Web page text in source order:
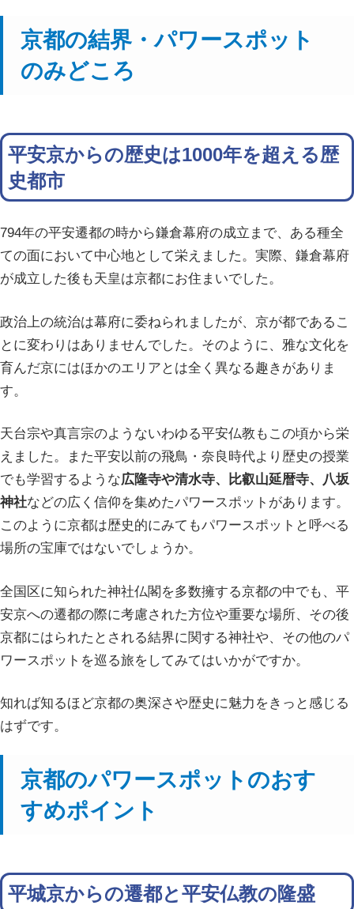
京都の結界・パワースポット
のみどころ
平安京からの歴史は1000年を超える歴
史都市
794年の平安遷都の時から鎌倉幕府の成立まで、ある種全
ての面において中心地として栄えました。実際、鎌倉幕府
が成立した後も天皇は京都にお住まいでした。
政治上の統治は幕府に委ねられましたが、京が都であるこ
とに変わりはありませんでした。そのように、雅な文化を
育んだ京にはほかのエリアとは全く異なる趣きがありま
す。
天台宗や真言宗のようないわゆる平安仏教もこの頃から栄
えました。また平安以前の飛鳥・奈良時代より歴史の授業
でも学習するような広隆寺や清水寺、比叡山延暦寺、八坂
神社などの広く信仰を集めたパワースポットがあります。
このように京都は歴史的にみてもパワースポットと呼べる
場所の宝庫ではないでしょうか。
全国区に知られた神社仏閣を多数擁する京都の中でも、平
安京への遷都の際に考慮された方位や重要な場所、その後
京都にはられたとされる結界に関する神社や、その他のパ
ワースポットを巡る旅をしてみてはいかがですか。
知れば知るほど京都の奥深さや歴史に魅力をきっと感じる
はずです。
京都のパワースポットのおす
すめポイント
平城京からの遷都と平安仏教の隆盛